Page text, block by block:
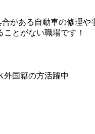
がある自動車の修理
とがない職場です！
外国籍の方活躍中